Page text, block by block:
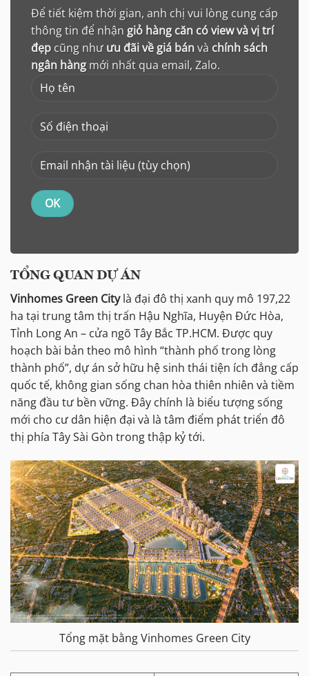
Để tiết kiệm thời gian, anh chị vui lòng cung cấp
thông tin để nhận giỏ hàng căn có view và vị trí
đẹp cũng như ưu đãi về giá bán và chính sách
ngân hàng mới nhất qua email, Zalo.
TỔNG QUAN DỰ ÁN
Vinhomes Green Citylà đại đô thị xanh quy mô 197,22
ha tại trung tâm thị trấn Hậu Nghĩa, Huyện Đức Hòa,
Tỉnh Long An – cửa ngõ Tây Bắc TP.HCM. Được quy
hoạch bài bản theo mô hình “thành phố trong lòng
thành phố”, dự án sở hữu hệ sinh thái tiện ích đẳng cấp
quốc tế, không gian sống chan hòa thiên nhiên và tiềm
năng đầu tư bền vững. Đây chính là biểu tượng sống
mới cho cư dân hiện đại và là tâm điểm phát triển đô
thị phía Tây Sài Gòn trong thập kỷ tới.
Tổng mặt bằng Vinhomes Green City